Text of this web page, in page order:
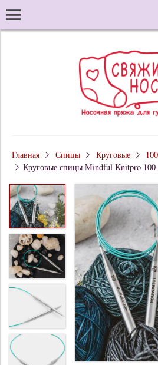
Главная Спицы Круговые
Круговые спицы Mindful Knitpro 100